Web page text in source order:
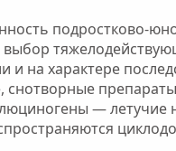
подростково-
выбор
и на характере
снотворные
— летучие